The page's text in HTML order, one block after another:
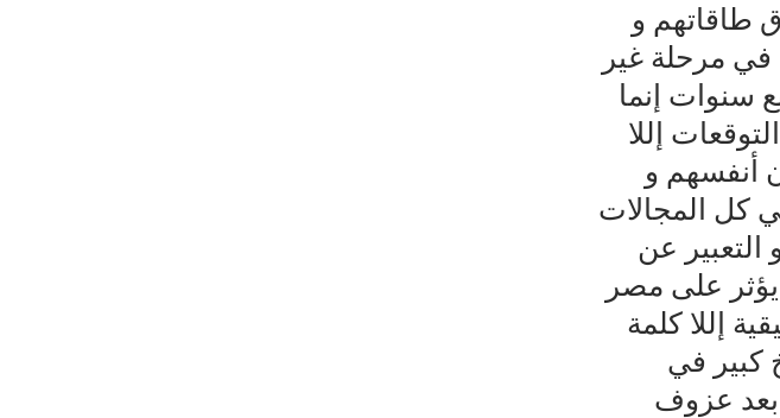
طاقاتهم و
في مرحلة غير
سنوات إنما
إللا
أنفسهم و
كل المجالات
التعبير عن
يؤثر على مصر
إللا كلمة
كبير في
بعد عزوف